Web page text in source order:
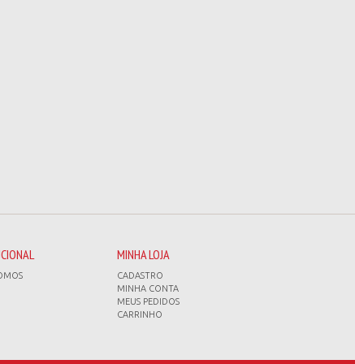
MINHA LOJA
CADASTRO
MINHA CONTA
MEUS PEDIDOS
CARRINHO